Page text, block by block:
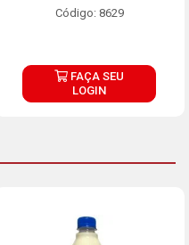
Código: 8629
FAÇA SEU
LOGIN